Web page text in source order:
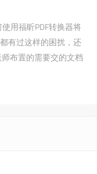
用福昕PDF转换器将
有过这样的困扰，还
布置的需要交的文档